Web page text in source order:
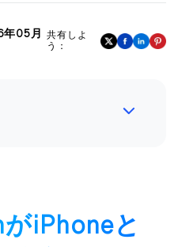
05月
共有しよ
う：
iPhoneと